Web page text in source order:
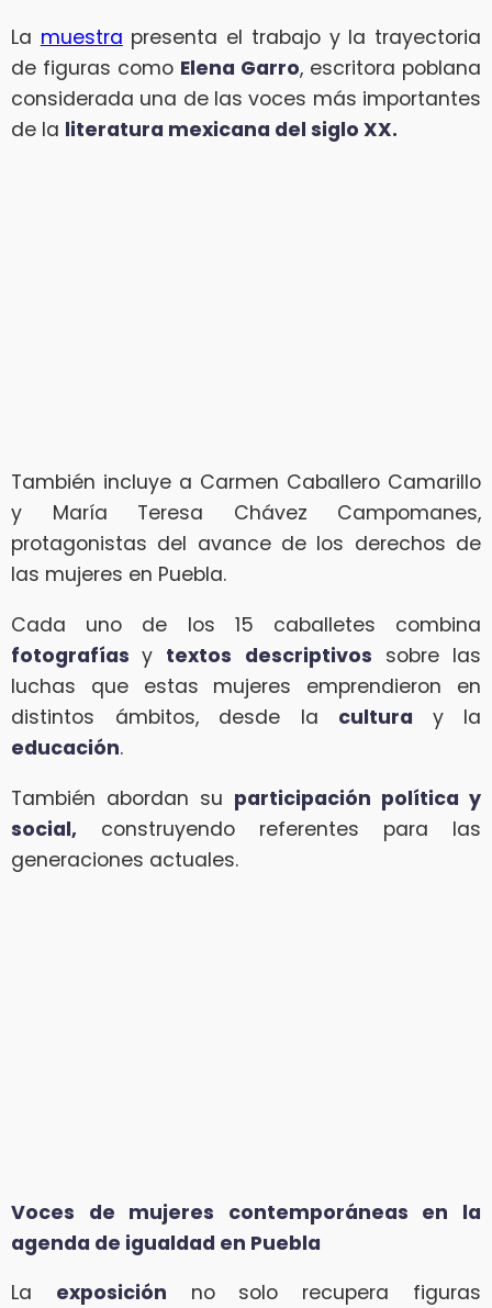
La muestra presenta el trabajo y la trayectoria
de figuras como Elena Garro, escritora poblana
considerada una de las voces más importantes
de la literatura mexicana del siglo XX.
También incluye a Carmen Caballero Camarillo
y María Teresa Chávez Campomanes,
protagonistas del avance de los derechos de
las mujeres en Puebla.
Cada uno de los 15 caballetes combina
fotografíasy textos descriptivos sobre las
luchas que estas mujeres emprendieron en
distintos ámbitos, desde la cultura y la
educación.
También abordan su participación política y
social, construyendo referentes para las
generaciones actuales.
Voces de mujeres contemporáneas en la
agenda de igualdad en Puebla
La exposición no solo recupera figuras